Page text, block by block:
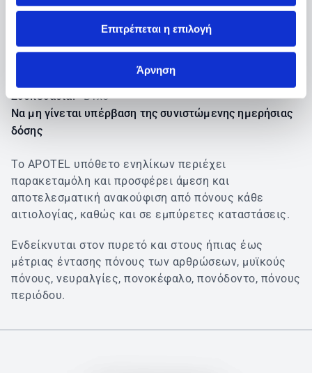
Επιτρέπεται η επιλογή
Άρνηση
ΥΠΟΘΕΤΑ 500 mg
Το APOTEL υπόθετο ενηλίκων περιέχει
παρακεταμόλη και προσφέρει άμεση και
αποτελεσματική ανακούφιση από πόνους κάθε
αιτιολογίας, καθώς και σε εμπύρετες καταστάσεις.
Ενδείκνυται στον πυρετό και στους ήπιας έως
μέτριας έντασης πόνους των αρθρώσεων, μυϊκούς
πόνους, νευραλγίες, πονοκέφαλο, πονόδοντο, πόνους
περιόδου.
Δραστική ουσία:
PARACETAMOL
Συσκευασία:
BTx5
Να μη γίνεται υπέρβαση της συνιστώμενης ημερήσιας
δόσης